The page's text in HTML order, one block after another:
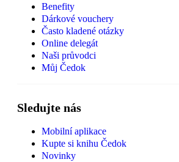
Benefity
Dárkové vouchery
Často kladené otázky
Online delegát
Naši průvodci
Můj Čedok
Sledujte nás
Mobilní aplikace
Kupte si knihu Čedok
Novinky